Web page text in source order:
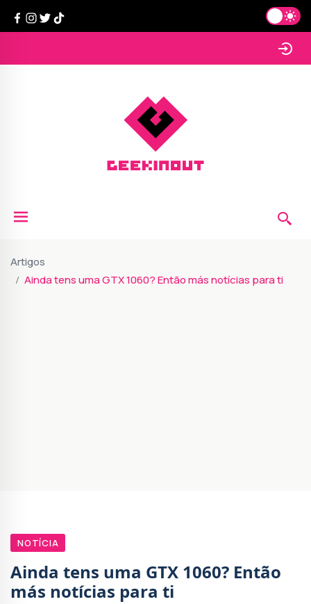
Artigos
Ainda tens uma GTX 1060? Então más notícias para ti
NOTÍCIA
Ainda tens uma GTX 1060? Então
más notícias para ti